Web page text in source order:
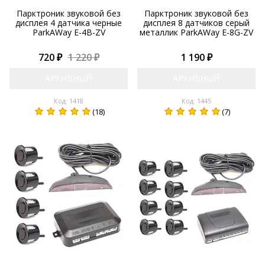
Парктроник звуковой без
дисплея 4 датчика черные
ParkAWay E-4B-ZV
720 ₽ 1 220 ₽
Код: 1418
(18)
Парктроник звуковой без
дисплея 8 датчиков серый
металлик ParkAWay E-8G-ZV
1 190 ₽
Код: 1445
(7)